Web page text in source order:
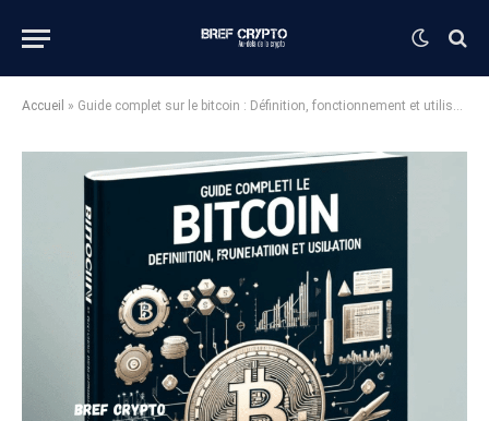
Accueil » Guide complet sur le bitcoin : Définition, fonctionnement et utilisation